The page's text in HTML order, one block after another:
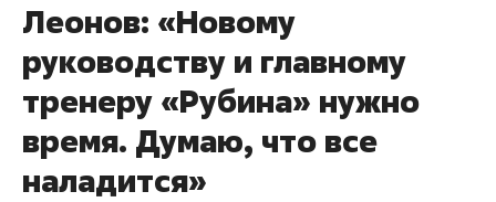
Леонов: «Новому
руководству и главному
тренеру «Рубина» нужно
время. Думаю, что все
наладится»